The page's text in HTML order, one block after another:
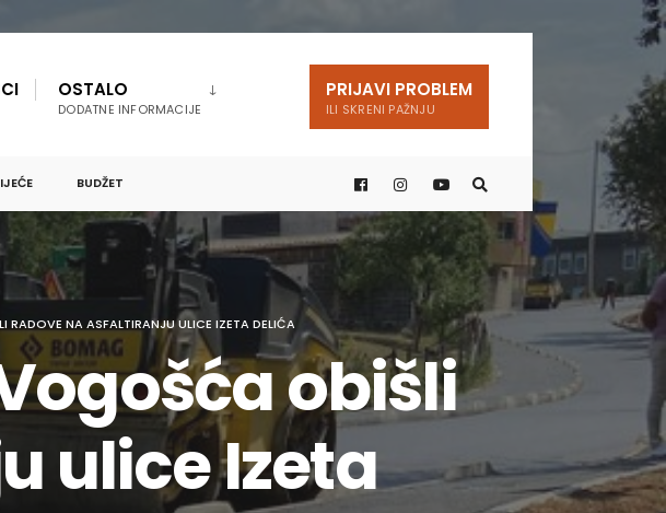
OSTALO
DODATNE INFORMACIJE
PRIJAVI PROBLEM
ILI SKRENI PAŽNJU
BUDŽET
NA ASFALTIRANJU ULICE IZETA DELIĆA
obišli
ulice Izeta